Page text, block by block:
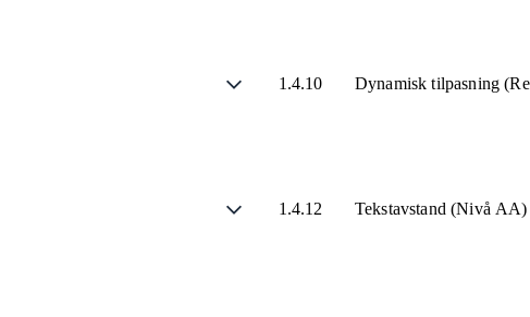
1.4.10 Dynamisk tilpasning
1.4.12 Tekstavstand (Nivå AA)